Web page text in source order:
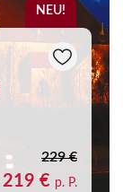
NEU!
229 €
219 € p. P.